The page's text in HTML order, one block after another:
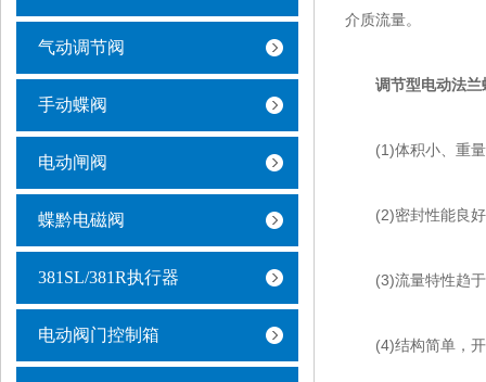
气动调节阀
手动蝶阀
电动闸阀
蝶黔电磁阀
381SL/381R执行器
电动阀门控制箱
介质流量。
调节型电动法兰
(1)体积小、重量
(2)密封性能良好
(3)流量特性趋于
(4)结构简单，开